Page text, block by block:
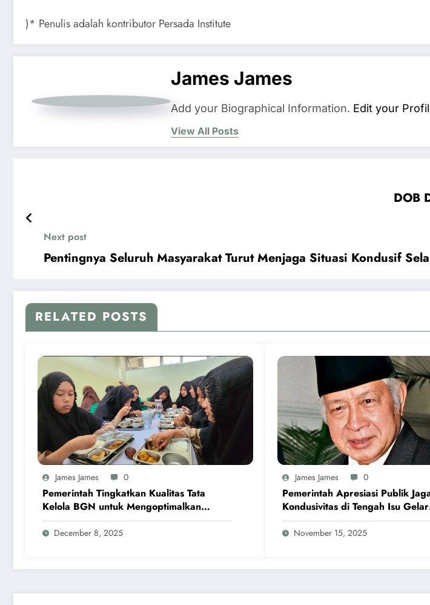
)* Penulis adalah kontributor Persada Institute
James James
Add your Biographical Information. Edit your
View All Posts
DOB
Next post
Pentingnya Seluruh Masyarakat Turut Menjaga Situasi Kondusif
RELATED POSTS
James James 0
Pemerintah Tingkatkan Kualitas Tata
Kelola BGN untuk Mengoptimalkan
Program MBG
December 8, 2025
James James 0
Pemerintah Apresiasi Publik
Kondusivitas di Tengah Isu Gelar
Pahlawan Soeharto
November 15, 2025